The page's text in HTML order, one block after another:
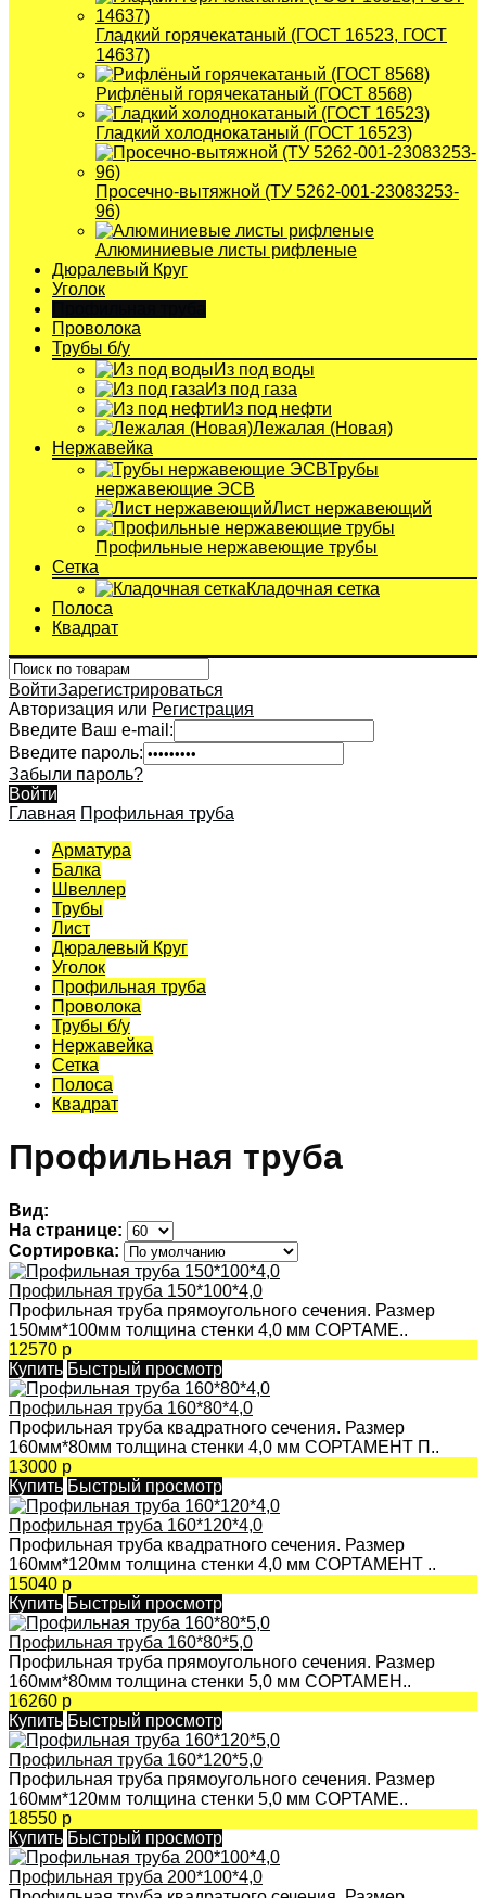
Гладкий горячекатаный (ГОСТ 16523, ГОСТ
14637)
Рифлёный горячекатаный (ГОСТ 8568)
Гладкий холоднокатаный (ГОСТ 16523)
Просечно-вытяжной (ТУ 5262-001-23083253-
96)
Алюминиевые листы рифленые
Дюралевый Круг
Уголок
Проволока
Трубы б/у
Из под воды
Из под газа
Из под нефти
Лежалая (Новая)
Нержавейка
Трубы
нержавеющие ЭСВ
Лист нержавеющий
Профильные нержавеющие трубы
Сетка
Кладочная сетка
Полоса
Квадрат
ВойтиЗарегистрироваться
Авторизация или Регистрация
Введите Ваш e-mail:
Введите пароль:
Забыли пароль?
Войти
Главная Профильная труба
Арматура
Балка
Швеллер
Трубы
Лист
Дюралевый Круг
Уголок
Профильная труба
Проволока
Трубы б/у
Нержавейка
Сетка
Полоса
Квадрат
Профильная труба
Вид:
На странице:
Сортировка:
Профильная труба 150*100*4,0
Профильная труба прямоугольного сечения. Размер
150мм*100мм толщина стенки 4,0 мм СОРТАМЕ..
12570 р
Купить Быстрый просмотр
Профильная труба 160*80*4,0
Профильная труба квадратного сечения. Размер
160мм*80мм толщина стенки 4,0 мм СОРТАМЕНТ П..
13000 р
Купить Быстрый просмотр
Профильная труба 160*120*4,0
Профильная труба квадратного сечения. Размер
160мм*120мм толщина стенки 4,0 мм СОРТАМЕНТ ..
15040 р
Купить Быстрый просмотр
Профильная труба 160*80*5,0
Профильная труба прямоугольного сечения. Размер
160мм*80мм толщина стенки 5,0 мм СОРТАМЕН..
16260 р
Купить Быстрый просмотр
Профильная труба 160*120*5,0
Профильная труба прямоугольного сечения. Размер
160мм*120мм толщина стенки 5,0 мм СОРТАМЕ..
18550 р
Купить Быстрый просмотр
Профильная труба 200*100*4,0